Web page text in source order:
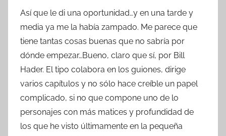
Así que le di una oportunidad…y en una tarde y
media ya me la había zampado. Me parece que
tiene tantas cosas buenas que no sabría por
dónde empezar…Bueno, claro que sí, por Bill
Hader. El tipo colabora en los guiones, dirige
varios capítulos y no sólo hace creíble un papel
complicado, si no que compone uno de lo
personajes con más matices y profundidad de
los que he visto últimamente en la pequeña